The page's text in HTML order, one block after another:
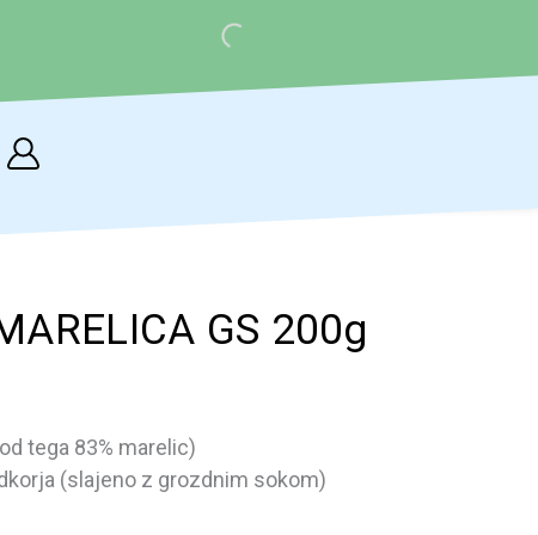
Cart
GS 200g
tega 83% marelic)
(slajeno z grozdnim sokom)